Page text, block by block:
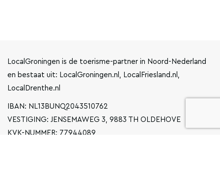
LocalGroningen is de toerisme-partner in Noord-Nederland
en bestaat uit: LocalGroningen.nl, LocalFriesland.nl,
LocalDrenthe.nl
IBAN: NL13BUNQ2043510762
VESTIGING: JENSEMAWEG 3, 9883 TH OLDEHOVE
KVK-NUMMER: 77944089